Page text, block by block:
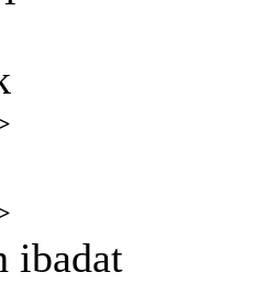
ibadat